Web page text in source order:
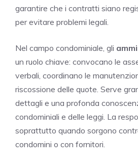
garantire che i contratti siano
per evitare problemi legali.
Nel campo condominiale, gli
un ruolo chiave: convocano le
verbali, coordinano le
riscossione delle quote. Serve
dettagli e una profonda
condominiali e delle leggi. La
soprattutto quando sorgono
condomini o con fornitori.